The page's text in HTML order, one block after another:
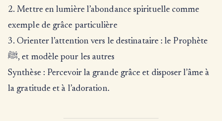
2. Mettre en lumière l’abondance spirituelle comme
exemple de grâce particulière
3. Orienter l’attention vers le destinataire : le Prophète
ﷺ, et modèle pour les autres
Synthèse : Percevoir la grande grâce et disposer l’âme à
la gratitude et à l’adoration.